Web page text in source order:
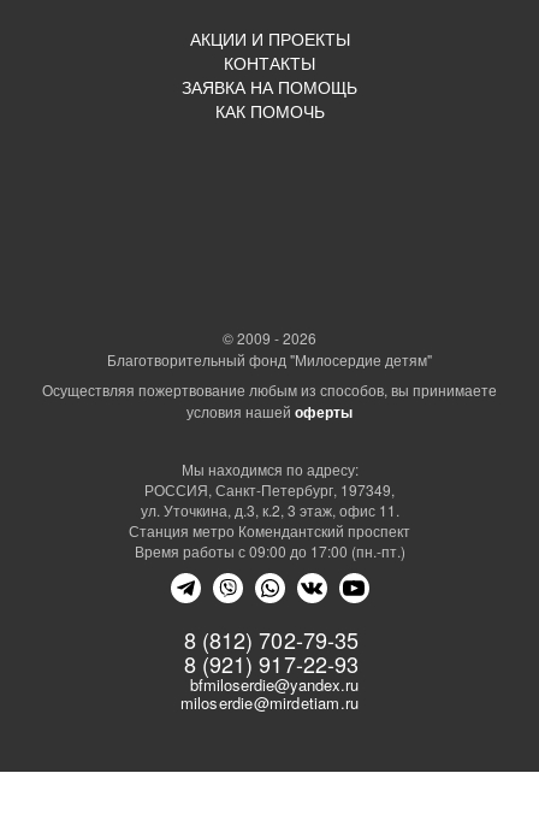
АКЦИИ И ПРОЕКТЫ
КОНТАКТЫ
ЗАЯВКА НА ПОМОЩЬ
КАК ПОМОЧЬ
© 2009 - 2026
Благотворительный фонд "Милосердие детям"
Осуществляя пожертвование любым из способов, вы принимаете
условия нашей оферты
8 (812) 702-79-35
8 (921) 917-22-93
bfmiloserdie@yandex.ru
miloserdie@mirdetiam.ru
Мы находимся по адресу:
РОССИЯ, Санкт-Петербург, 197349,
ул. Уточкина, д.3, к.2, 3 этаж, офис 11.
Станция метро Комендантский проспект
Время работы с 09:00 до 17:00 (пн.-пт.)